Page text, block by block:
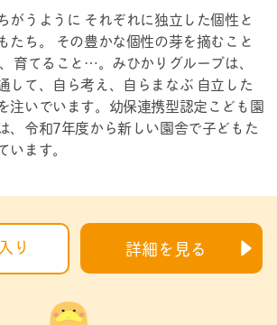
がうように それぞれに独立した個性と
たち。 その豊かな個性の芽を摘むこと
育てること…。みひかりグループは、
して、自ら考え、自らまなぶ 自立した
注いでいます。幼保連携型認定こども園
、令和7年度から新しい園舎で子どもた
ます。
り 詳細を見る